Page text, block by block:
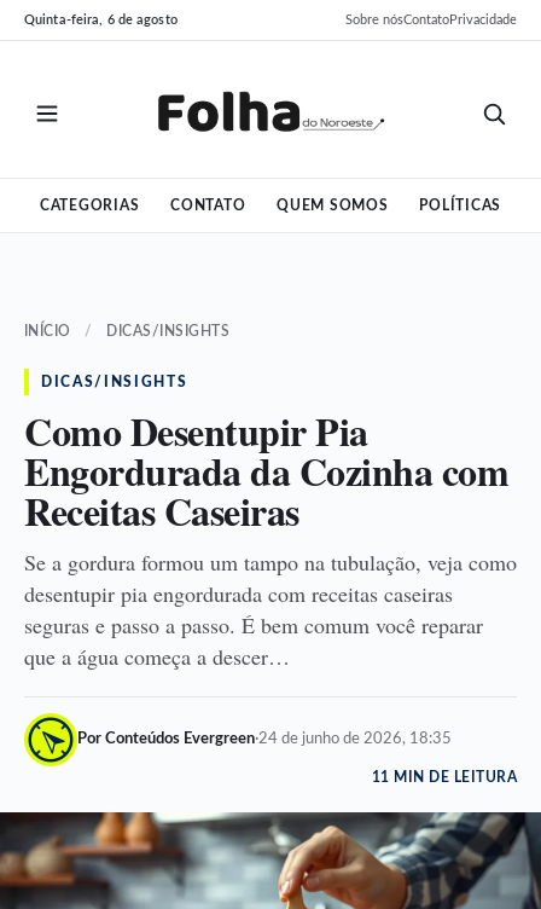
Pular
para
Pular
para
Quinta-feira, 6 de agosto Sobre nósContatoPrivacidade
CATEGORIAS CONTATO QUEM SOMOS POLÍTICAS
INÍCIO / DICAS/INSIGHTS
DICAS/INSIGHTS
Como Desentupir Pia
Engordurada da Cozinha com
Receitas Caseiras
Se a gordura formou um tampo na tubulação, veja como
desentupir pia engordurada com receitas caseiras
seguras e passo a passo. É bem comum você reparar
que a água começa a descer…
Por Conteúdos Evergreen·24 de junho de 2026, 18:35
11 MIN DE LEITURA